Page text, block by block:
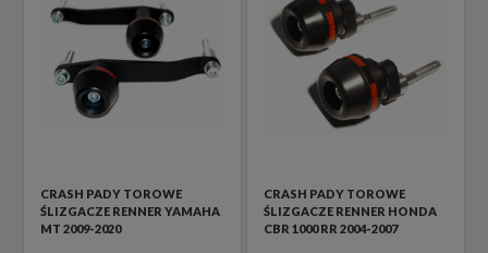
CRASH PADY TOROWE
ŚLIZGACZE RENNER YAMAHA
MT 2009-2020
CRASH PADY TOROWE
ŚLIZGACZE RENNER HONDA
CBR 1000 RR 2004-2007